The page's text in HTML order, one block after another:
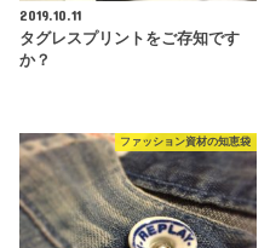
2019.10.11
タグレスプリントをご存知です
か？
ファッション資材の知恵袋